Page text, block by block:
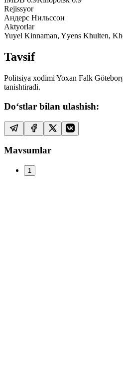
Rejissyor
Андерс Нильссон
Aktyorlar
Yuyel Kinnaman, Yyens Khulten,
Tavsif
Politsiya xodimi Yoxan Falk
tanishtiradi.
Do‘stlar bilan ulashish:
Mavsumlar
1